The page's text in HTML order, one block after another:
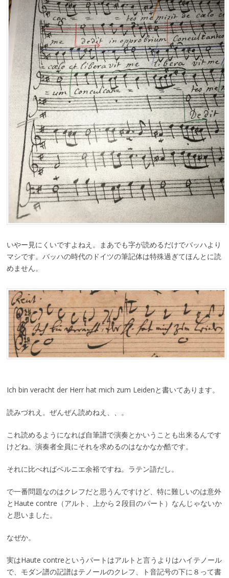
いやー見にくいですよねえ。まあでも字が読めるだけでバッハより
マシです。バッハの時代のドイツの筆記体は特殊過ぎてほんとに読
めません。
Ich bin veracht der Herr hat mich zum Leidenと書いてあります。
読みづれえ。ぜんぜん読めねえ、、。
これ読めるようになれば自筆譜で演奏とかいうことも出来るんです
けどね。演奏者全員にそれを求めるのはなかなか酷です。
それに比べればベルニエ余裕ですね。ラテン語だし。
で一番問題なのはクレフだと思うんですけど、特に難しいのは意外
とHaute contre（アルト、上から２段目のパート）なんじゃないか
と思いました。
なぜか。
実はHaute contreというパートはアルトと言うよりはハイテノール
で、モダン譜の記譜はテノールのクレフ、ト音記号の下に８って書